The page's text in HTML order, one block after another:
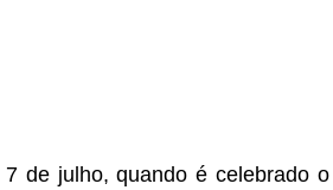
de julho, quando é celebrado